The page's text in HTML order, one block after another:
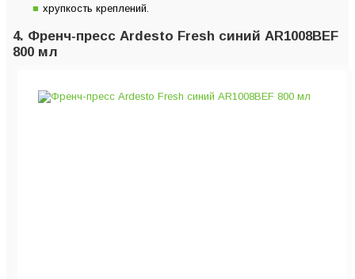
хрупкость креплений.
4. Френч-пресс Ardesto Fresh синий AR1008BEF
800 мл